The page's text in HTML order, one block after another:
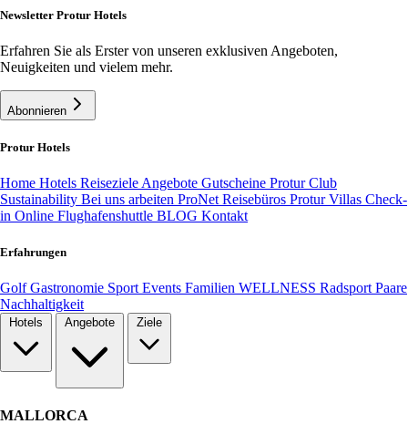
Newsletter Protur Hotels
Erfahren Sie als Erster von unseren exklusiven Angeboten,
Neuigkeiten und vielem mehr.
Abonnieren
Protur Hotels
Home Hotels Reiseziele Angebote Gutscheine Protur Club
Sustainability Bei uns arbeiten ProNet Reisebüros Protur Villas Check-
in Online Flughafenshuttle BLOG Kontakt
Erfahrungen
GolfGastronomie Sport Events Familien WELLNESS Radsport Paare
Nachhaltigkeit
MALLORCA